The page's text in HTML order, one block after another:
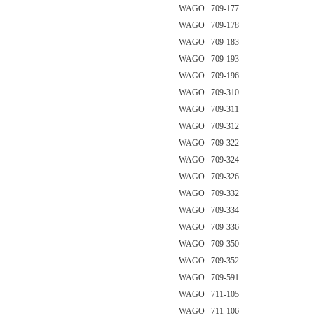
WAGO 709-177
WAGO 709-178
WAGO 709-183
WAGO 709-193
WAGO 709-196
WAGO 709-310
WAGO 709-311
WAGO 709-312
WAGO 709-322
WAGO 709-324
WAGO 709-326
WAGO 709-332
WAGO 709-334
WAGO 709-336
WAGO 709-350
WAGO 709-352
WAGO 709-591
WAGO 711-105
WAGO 711-106